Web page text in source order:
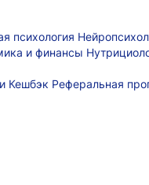
психология
и финансы
Кешбэк Реферальная